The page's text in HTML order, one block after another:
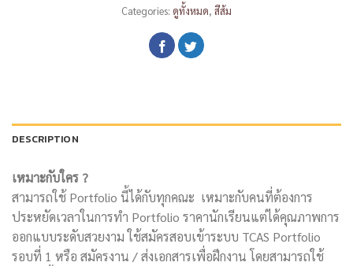
Categories: ดูทั้งหมด, สีส้ม
DESCRIPTION
เหมาะกับใคร ?
สามารถใช้ Portfolio นี้ได้กับทุกคณะ เหมาะกับคนที่ต้องการ
ประหยัดเวลาในการทำ Portfolio ราคานักเรียนแต่ได้คุณภาพการ
ออกแบบระดับสวยงาม ใช้สมัครสอบเข้าระบบ TCAS Portfolio
รอบที่ 1 หรือ สมัครงาน / ส่งเอกสารเพื่อฝึกงาน โดยสามารถใช้